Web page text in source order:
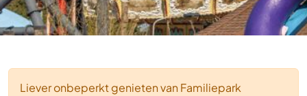
Liever onbeperkt genieten van Familiepark